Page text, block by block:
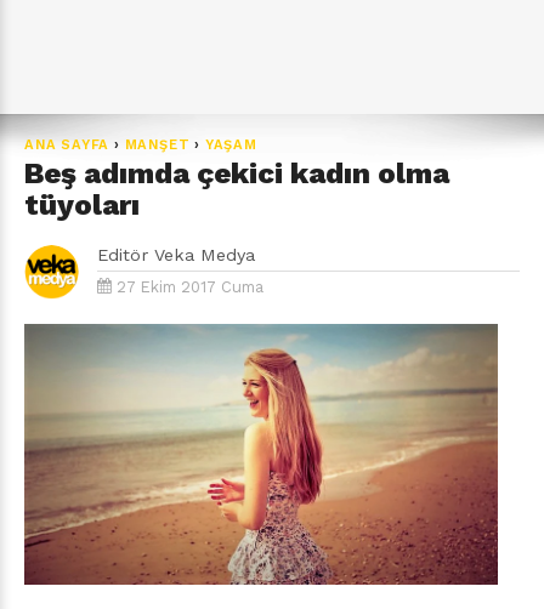
ANA SAYFA › MANŞET › YAŞAM
Beş adımda çekici kadın olma
tüyoları
Editör Veka Medya
27 Ekim 2017 Cuma